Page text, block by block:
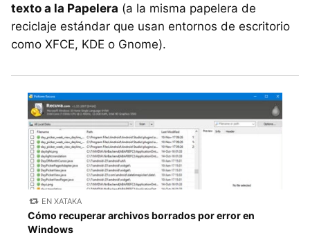
texto a la Papelera (a la misma papelera de
reciclaje estándar que usan entornos de escritorio
como XFCE, KDE o Gnome).
EN XATAKA
Cómo recuperar archivos borrados por error en
Windows